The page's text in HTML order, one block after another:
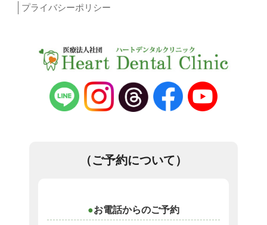
プライバシーポリシー
（ご予約について）
お電話からのご予約